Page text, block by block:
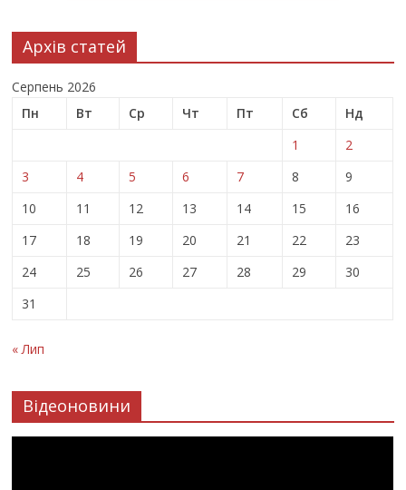
Архів статей
Серпень 2026
Пн
Вт Ср Чт Пт Сб
Нд
1
2
3
4 5 6 7 8
9
10
11 12 13 14 15
16
17
18 19 20 21 22
23
24
25 26 27 28 29
30
31
« Лип
Відеоновини